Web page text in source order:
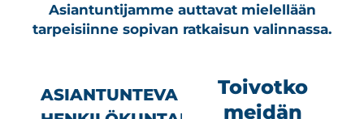
Asiantuntijamme auttavat mielellään
tarpeisiinne sopivan ratkaisun valinnassa.
ASIANTUNTEVA
Toivotko
meidän